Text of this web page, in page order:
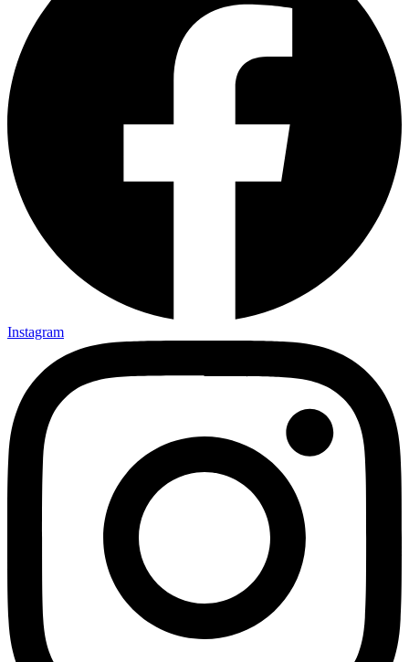
Instagram